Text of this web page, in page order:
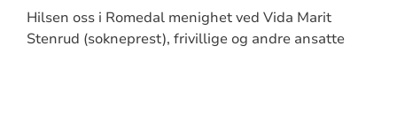
Hilsen oss i Romedal menighet ved Vida Marit
Stenrud (sokneprest), frivillige og andre ansatte